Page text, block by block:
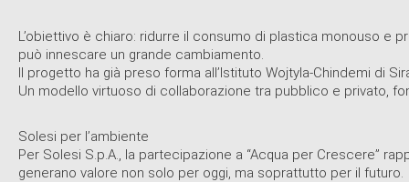
L’obiettivo è chiaro: ridurre il consumo di plastica monouso
può innescare un grande cambiamento.
Il progetto ha già preso forma all’Istituto Wojtyla-Chindemi di
Un modello virtuoso di collaborazione tra pubblico e privato,
Solesi per l’ambiente
Per Solesi S.p.A., la partecipazione a “Acqua per Crescere”
generano valore non solo per oggi, ma soprattutto per il futuro.